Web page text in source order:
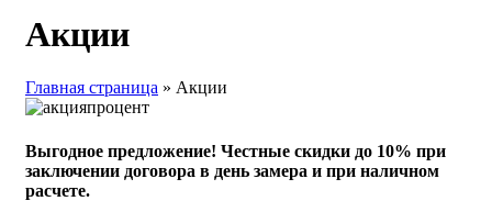
Акции
Главная страница » Акции
Выгодное предложение! Честные скидки до 10% при
заключении договора в день замера и при наличном
расчете.